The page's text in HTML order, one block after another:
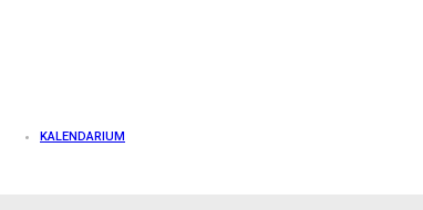
KALENDARIUM